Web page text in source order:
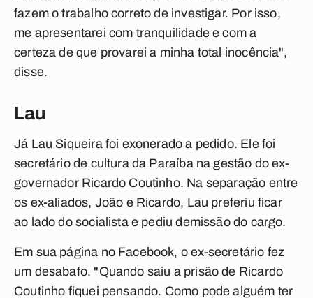
fazem o trabalho correto de investigar. Por isso,
me apresentarei com tranquilidade e com a
certeza de que provarei a minha total inocência",
disse.
Lau
Já Lau Siqueira foi exonerado a pedido. Ele foi
secretário de cultura da Paraíba na gestão do ex-
governador Ricardo Coutinho. Na separação entre
os ex-aliados, João e Ricardo, Lau preferiu ficar
ao lado do socialista e pediu demissão do cargo.
Em sua página no Facebook, o ex-secretário fez
um desabafo. "Quando saiu a prisão de Ricardo
Coutinho fiquei pensando. Como pode alguém ter